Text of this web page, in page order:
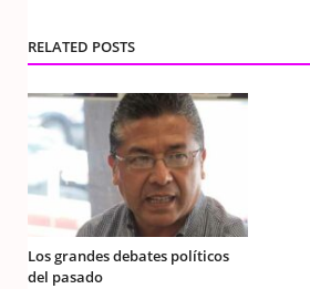
RELATED POSTS
Los grandes debates políticos
del pasado